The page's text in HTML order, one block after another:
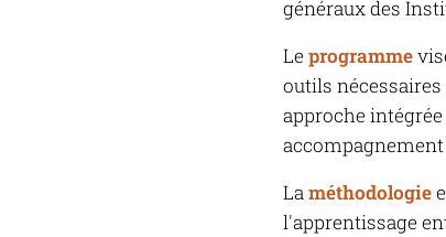
généraux des
Leprogramme
outils nécessaires
approche
Laméthodologie
l'apprentissage